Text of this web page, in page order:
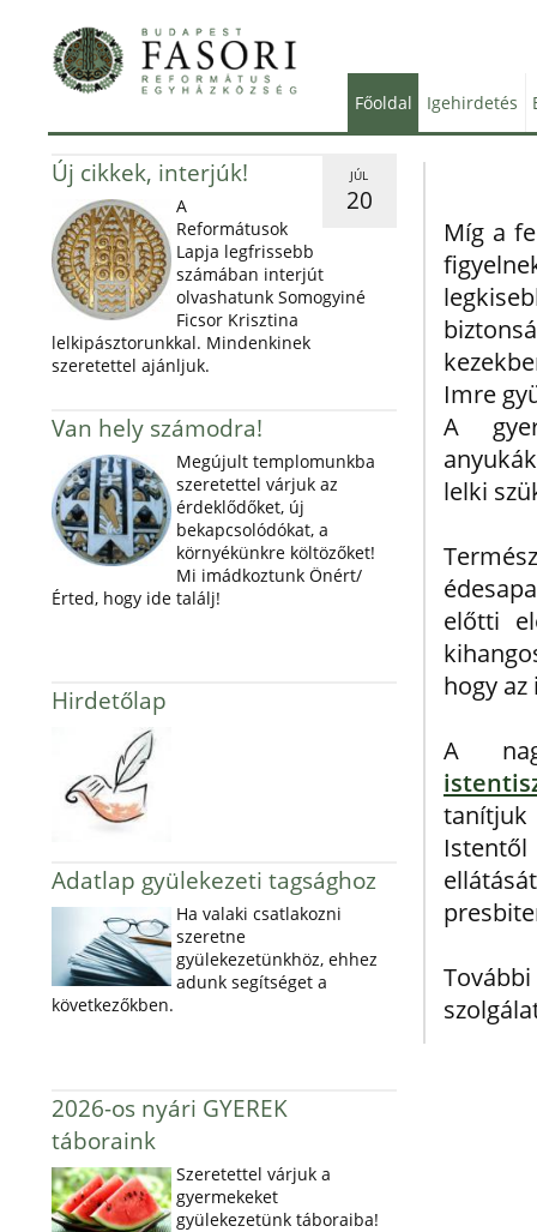
Főoldal Igehirdetés
JÚL
20
Új cikkek, interjúk!
A
Reformátusok
Lapja legfrissebb
számában interjút
olvashatunk Somogyiné
Ficsor Krisztina
lelkipásztorunkkal. Mindenkinek
szeretettel ajánljuk.
Van hely számodra!
Megújult templomunkba
szeretettel várjuk az
érdeklődőket, új
bekapcsolódókat, a
környékünkre költözőket!
Mi imádkoztunk Önért/
Érted, hogy ide találj!
Hirdetőlap
Adatlap gyülekezeti tagsághoz
Ha valaki csatlakozni
szeretne
gyülekezetünkhöz, ehhez
adunk segítséget a
következőkben.
2026-os nyári GYEREK
táboraink
Szeretettel várjuk a
gyermekeket
gyülekezetünk táboraiba!
Míg a
Imre
A
lelki
előtti
hogy
A
tanítjuk
Istentől